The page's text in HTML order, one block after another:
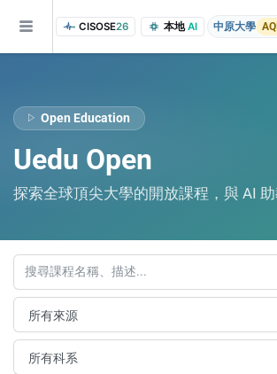
CISOSE26 本地AI 中原大學
Open Education
Uedu Open
探索全球頂尖大學的開放課程，與 AI